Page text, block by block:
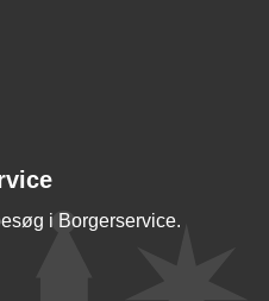
i Borgerservice.